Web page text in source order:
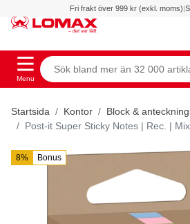
Fri frakt över 999 kr (exkl. moms)|
Menu
Startsida Kontor Block &
Post-it Super Sticky Notes | Rec. |
8% Bonus